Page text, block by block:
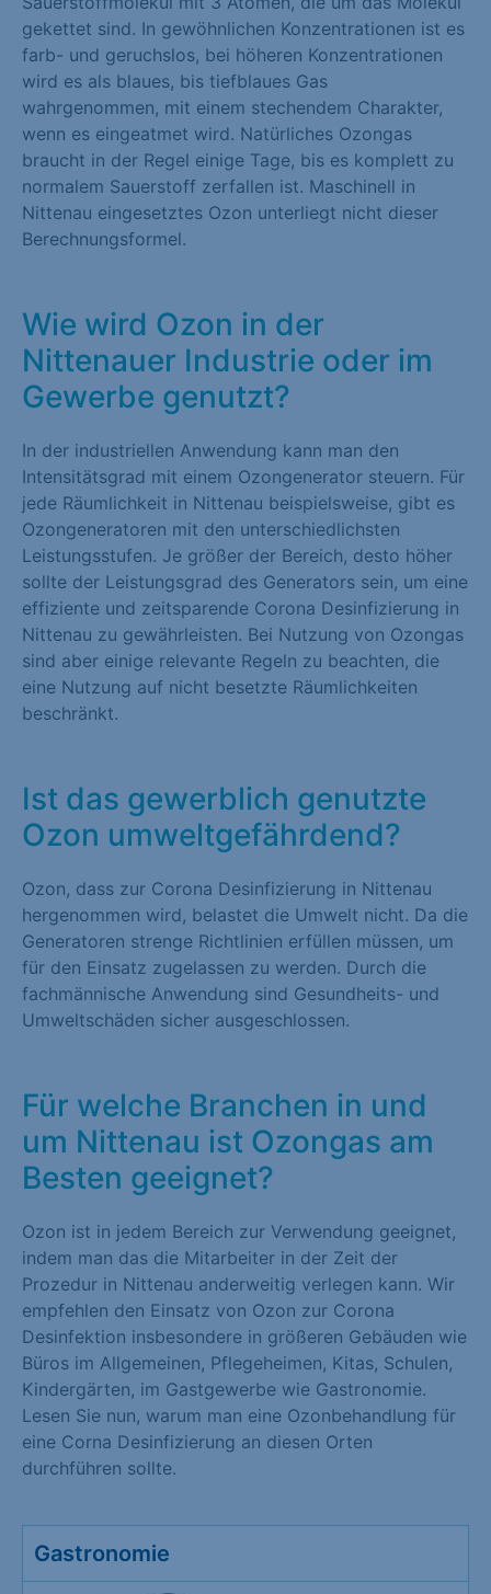
gekettet sind. In gewöhnlichen Konzentrationen ist es
farb- und geruchslos, bei höheren Konzentrationen
wird es als blaues, bis tiefblaues Gas
wahrgenommen, mit einem stechendem Charakter,
wenn es eingeatmet wird. Natürliches Ozongas
braucht in der Regel einige Tage, bis es komplett zu
normalem Sauerstoff zerfallen ist. Maschinell in
Nittenau eingesetztes Ozon unterliegt nicht dieser
Berechnungsformel.
Wie wird Ozon in der
Nittenauer Industrie oder im
Gewerbe genutzt?
In der industriellen Anwendung kann man den
Intensitätsgrad mit einem Ozongenerator steuern. Für
jede Räumlichkeit in Nittenau beispielsweise, gibt es
Ozongeneratoren mit den unterschiedlichsten
Leistungsstufen. Je größer der Bereich, desto höher
sollte der Leistungsgrad des Generators sein, um eine
effiziente und zeitsparende Corona Desinfizierung in
Nittenau zu gewährleisten. Bei Nutzung von Ozongas
sind aber einige relevante Regeln zu beachten, die
eine Nutzung auf nicht besetzte Räumlichkeiten
beschränkt.
Ist das gewerblich genutzte
Ozon umweltgefährdend?
Ozon, dass zur Corona Desinfizierung in Nittenau
hergenommen wird, belastet die Umwelt nicht. Da die
Generatoren strenge Richtlinien erfüllen müssen, um
für den Einsatz zugelassen zu werden. Durch die
fachmännische Anwendung sind Gesundheits- und
Umweltschäden sicher ausgeschlossen.
Für welche Branchen in und
um Nittenau ist Ozongas am
Besten geeignet?
Ozon ist in jedem Bereich zur Verwendung geeignet,
indem man das die Mitarbeiter in der Zeit der
Prozedur in Nittenau anderweitig verlegen kann. Wir
empfehlen den Einsatz von Ozon zur Corona
Desinfektion insbesondere in größeren Gebäuden wie
Büros im Allgemeinen, Pflegeheimen, Kitas, Schulen,
Kindergärten, im Gastgewerbe wie Gastronomie.
Lesen Sie nun, warum man eine Ozonbehandlung für
eine Corna Desinfizierung an diesen Orten
durchführen sollte.
Gastronomie